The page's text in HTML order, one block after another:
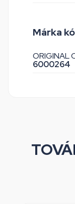
Márka
ORIGINAL
6000264